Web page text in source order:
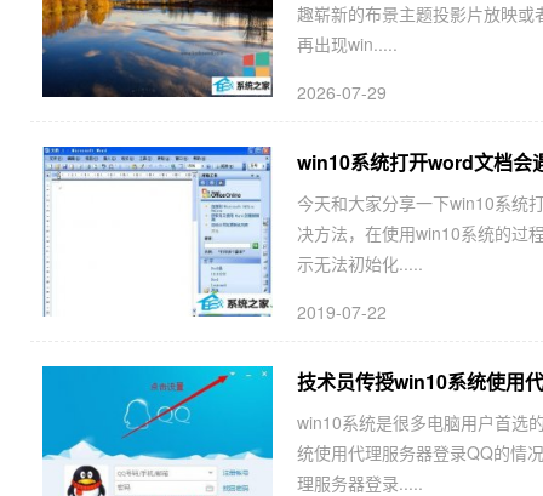
趣崭新的布景主题投影片放映
再出现win.....
2026-07-29
win10系统打开word文档会
今天和大家分享一下win10系统
决方法，在使用win10系统的过
示无法初始化.....
2019-07-22
技术员传授win10系统使用
win10系统是很多电脑用户首选
统使用代理服务器登录QQ的情
理服务器登录.....